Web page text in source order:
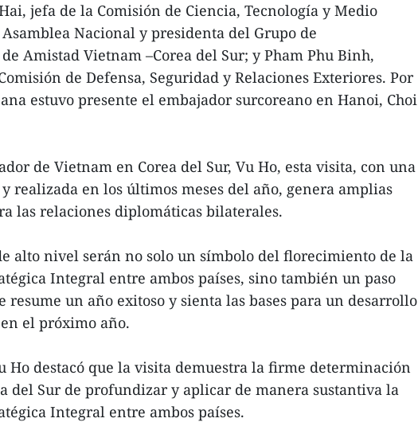
jefa de la Comisión de Ciencia, Tecnología y Medio
Nacional y presidenta del Grupo de
Amistad Vietnam –Corea del Sur; y Pham Phu Binh,
de Defensa, Seguridad y Relaciones Exteriores. Por
estuvo presente el embajador surcoreano en Hanoi, Choi
de Vietnam en Corea del Sur, Vu Ho, esta visita, con una
realizada en los últimos meses del año, genera amplias
las relaciones diplomáticas bilaterales.
alto nivel serán no solo un símbolo del florecimiento de la
Integral entre ambos países, sino también un paso
resume un año exitoso y sienta las bases para un desarrollo
el próximo año.
Ho destacó que la visita demuestra la firme determinación
del Sur de profundizar y aplicar de manera sustantiva la
Integral entre ambos países.